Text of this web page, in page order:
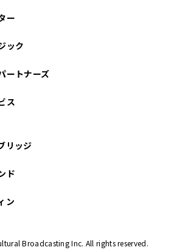
ー
ック
ートナーズ
ス
リッジ
ド
ン
Broadcasting Inc. All rights reserved.